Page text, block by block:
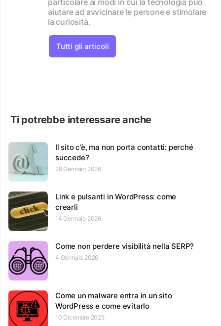
aiutare ad avvicinare le persone e stimolare
la curiosità.
Tutti gli articoli
Ti potrebbe interessare anche
Il sito c’è, ma non porta contatti: perché
succede?
29 Gennaio 2026
Link e pulsanti in WordPress: come
crearli
14 Gennaio 2026
Come non perdere visibilità nella SERP?
4 Gennaio 2026
Come un malware entra in un sito
WordPress e come evitarlo
10 Dicembre 2025